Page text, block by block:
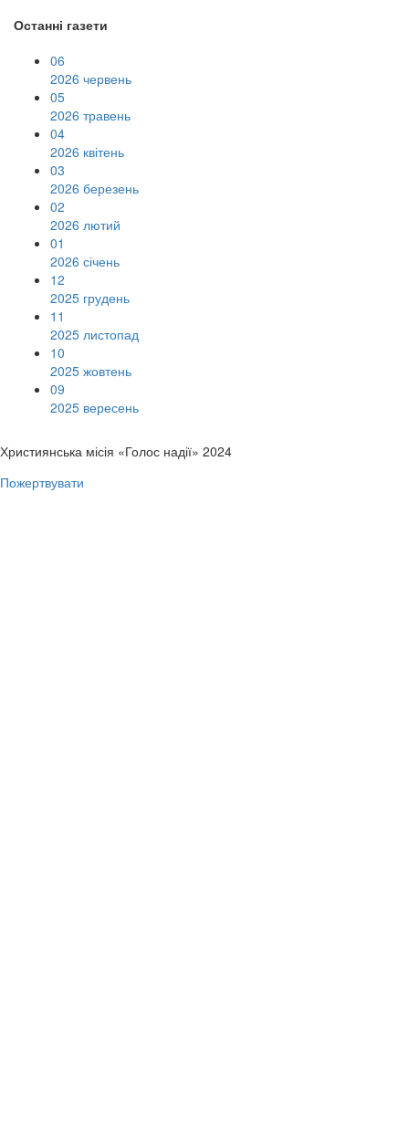
Останні газети
06
2026 червень
05
2026 травень
04
2026 квітень
03
2026 березень
02
2026 лютий
01
2026 січень
12
2025 грудень
11
2025 листопад
10
2025 жовтень
09
2025 вересень
Християнська місія «Голос надії» 2024
Пожертвувати